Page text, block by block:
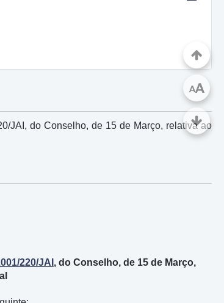
JAI, do Conselho, de 15 de Março, relativa ao
220/JAI , do Conselho, de 15 de Março,
AA